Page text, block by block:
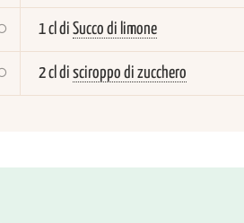
1 cl di Succo di limone
2 cl di sciroppo di zucchero